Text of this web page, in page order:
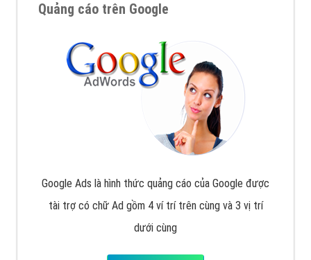
Nếu bạn đang cần quảng cáo, thiết kế web,
triển Website cho doanh nghiệp mình
. Đừng chần
chừ hãy nhấc máy lên và gọi ngay cho chúng tôi theo
Hotline: 0964 82 6644 (24/7) hoặc email:
để được tư vấn chuyên
sâu về giải pháp marketing hiệu quả cho doanh nghiệp